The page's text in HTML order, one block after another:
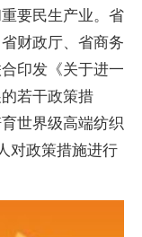
要民生产业。省
财政厅、省商务
印发《关于进一
若干政策措
世界级高端纺织
对政策措施进行